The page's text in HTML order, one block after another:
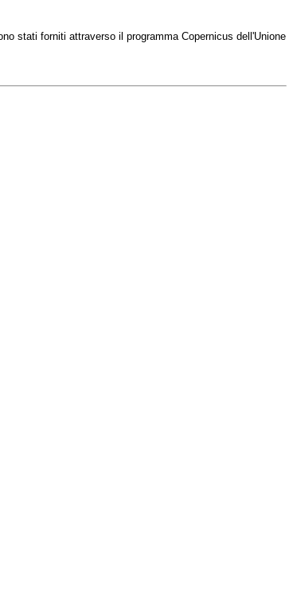
stati forniti attraverso il programma Copernicus dell'Unione